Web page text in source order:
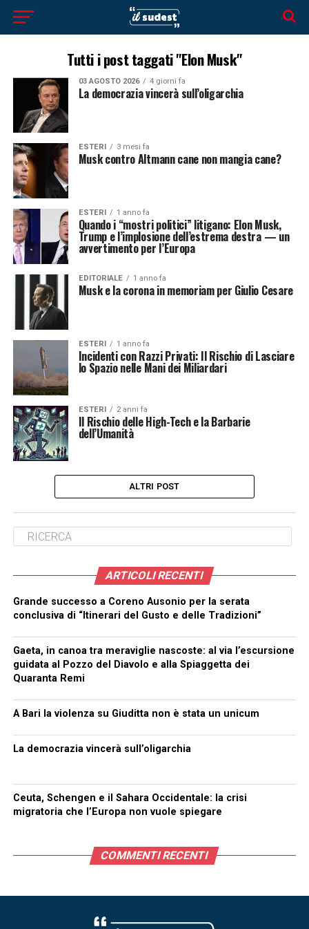
Tutti i post taggati "Elon Musk"
03 AGOSTO 2026 4 giorni fa
La democrazia vincerà sull’oligarchia
ESTERI 3 mesi fa
Musk contro Altmann cane non mangia cane?
ESTERI 1 anno fa
Quando i “mostri politici” litigano: Elon Musk,
Trump e l’implosione dell’estrema destra — un
avvertimento per l’Europa
EDITORIALE 1 anno fa
Musk e la corona in memoriam per Giulio Cesare
ESTERI 1 anno fa
Incidenti con Razzi Privati: Il Rischio di Lasciare
lo Spazio nelle Mani dei Miliardari
ESTERI 2 anni fa
Il Rischio delle High-Tech e la Barbarie
dell’Umanità
ALTRI POST
ARTICOLI RECENTI
Grande successo a Coreno Ausonio per la serata
conclusiva di “Itinerari del Gusto e delle Tradizioni”
Gaeta, in canoa tra meraviglie nascoste: al via l’escursione
guidata al Pozzo del Diavolo e alla Spiaggetta dei
Quaranta Remi
A Bari la violenza su Giuditta non è stata un unicum
La democrazia vincerà sull’oligarchia
Ceuta, Schengen e il Sahara Occidentale: la crisi
migratoria che l’Europa non vuole spiegare
COMMENTI RECENTI